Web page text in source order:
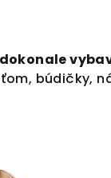
búdičky,